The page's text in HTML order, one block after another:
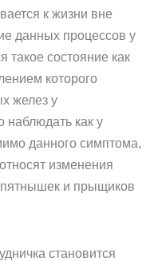
к жизни вне
данных процессов у
такое состояние как
которого
желез у
как у
данного симптома,
изменения
пятнышек и прыщиков
становится